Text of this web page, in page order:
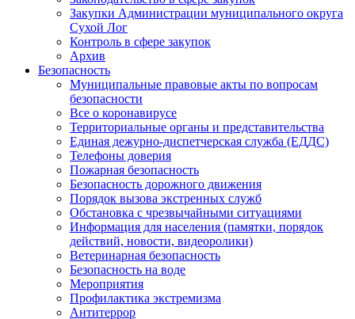
Закупки Администрации муниципального округа
Сухой Лог
Контроль в сфере закупок
Архив
Безопасность
Муниципальные правовые акты по вопросам
безопасности
Все о коронавирусе
Территориальные органы и представительства
Единая дежурно-диспетчерская служба (ЕДДС)
Телефоны доверия
Пожарная безопасность
Безопасность дорожного движения
Порядок вызова экстренных служб
Обстановка с чрезвычайными ситуациями
Информация для населения (памятки, порядок
действий, новости, видеоролики)
Ветеринарная безопасность
Безопасность на воде
Мероприятия
Профилактика экстремизма
Антитеррор